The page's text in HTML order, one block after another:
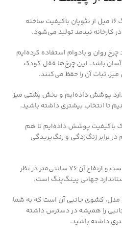
جنس صفحه این میز پینگ پنگ ۱۶ میل از نئوپان باکیفیت ساخته
کارخانه نیدمد تولید می‌شود.
این مدل، از ۱۰ عدد چرخ روان و بادوام استفاده کرده‌ایم
آسان باشد. این چرخ‌ها قفل کودک
ثبات آن را حفظ می‌کنند.
پوشش داده‌ایم و بخش پشتی میز
تا انتخاب بیشتری داشته باشید.
باکیفیت پوشش داده‌ایم تا هم
برابر زنگ‌زدگی و رنگ‌پریدگی
وزن این میز تنها ۸۰ کیلوگرم است و ارتفاع آن ۷۶ سانتی‌متر در نظر
جهانی پینگ‌پنگ است.
مدل، کشوی جانبی آن است که به شما
را همیشه در دسترس داشته
داشته باشید.